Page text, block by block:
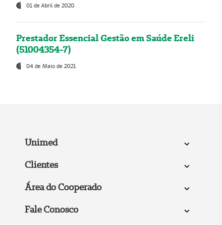
01 de Abril de 2020
Prestador Essencial Gestão em Saúde Ereli
(51004354-7)
04 de Maio de 2021
Unimed
Clientes
Área do Cooperado
Fale Conosco